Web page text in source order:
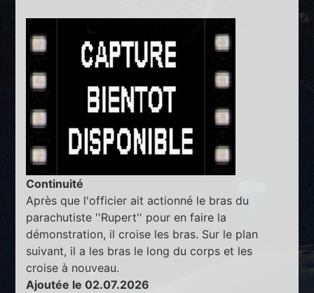
Continuité
Après que l'officier ait actionné le bras du
parachutiste ''Rupert'' pour en faire la
démonstration, il croise les bras. Sur le plan
suivant, il a les bras le long du corps et les
croise à nouveau.
Ajoutée le 02.07.2026